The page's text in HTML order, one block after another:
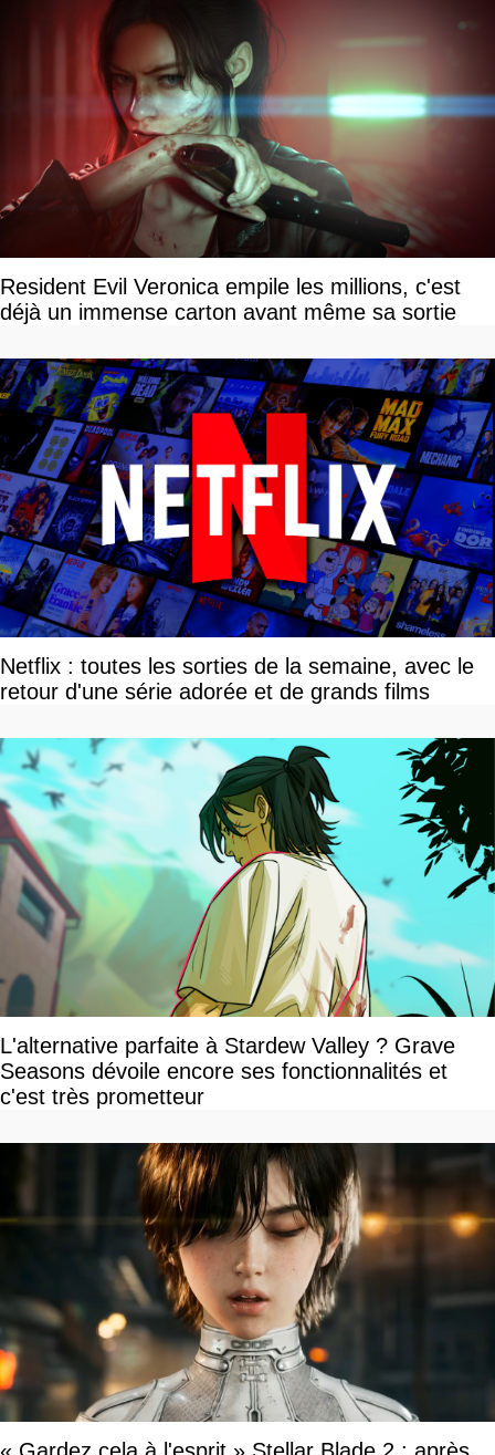
Resident Evil Veronica empile les millions, c'est
déjà un immense carton avant même sa sortie
Netflix : toutes les sorties de la semaine, avec le
retour d'une série adorée et de grands films
L'alternative parfaite à Stardew Valley ? Grave
Seasons dévoile encore ses fonctionnalités et
c'est très prometteur